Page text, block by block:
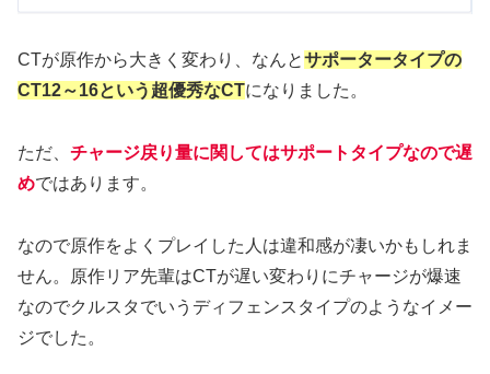
CTが原作から大きく変わり、なんとサポータータイプの
CT12～16という超優秀なCTになりました。
ただ、 チャージ戻り量に関してはサポートタイプなので遅
めではあります。
なので原作をよくプレイした人は違和感が凄いかもしれま
せん。原作リア先輩はCTが遅い変わりにチャージが爆速
なのでクルスタでいうディフェンスタイプのようなイメー
ジでした。